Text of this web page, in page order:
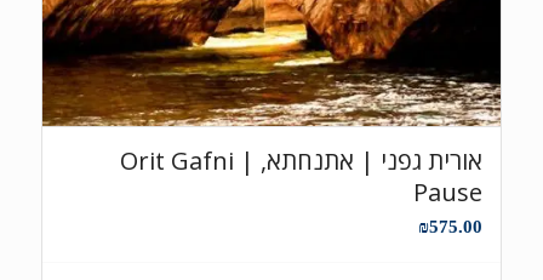
אורית גפני | אתנחתא, Orit Gafni |
Pause
₪575.00